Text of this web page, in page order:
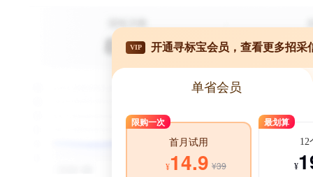
VIP 开通寻标宝会员，查看更多招采
单省会员
限购一次
首月试用
¥14.9 ¥39
最划算
12
¥